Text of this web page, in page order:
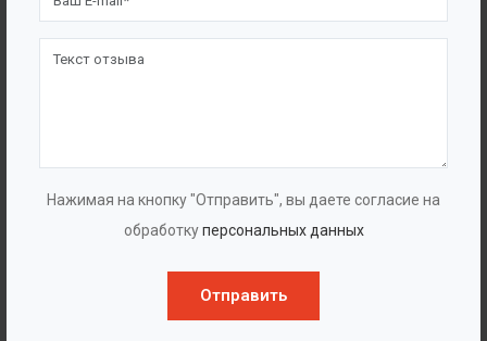
Нажимая на кнопку "Отправить", вы даете согласие на
обработкуперсональных данных
Отправить
Сертификаты